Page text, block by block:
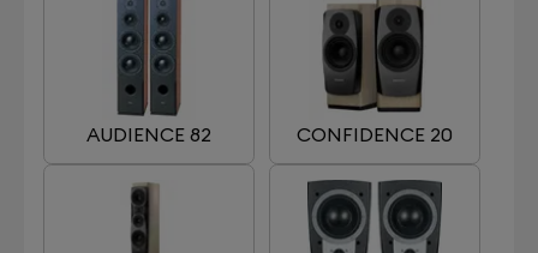
AUDIENCE 82 CONFIDENCE 20